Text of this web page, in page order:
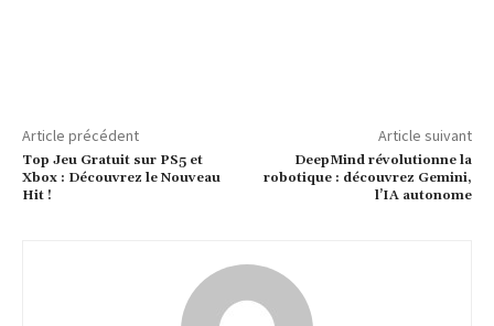
Article précédent
Top Jeu Gratuit sur PS5 et
Xbox : Découvrez le Nouveau
Hit !
Article suivant
DeepMind révolutionne la
robotique : découvrez Gemini,
l’IA autonome